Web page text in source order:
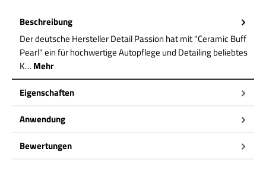
Beschreibung
Der deutsche Hersteller Detail Passion hat mit "Ceramic Buff
Pearl" ein für hochwertige Autopflege und Detailing beliebtes
K… Mehr
Eigenschaften
Anwendung
Bewertungen